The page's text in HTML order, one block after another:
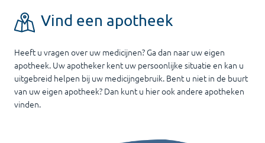
Vind een apotheek
Heeft u vragen over uw medicijnen? Ga dan naar uw eigen
apotheek. Uw apotheker kent uw persoonlijke situatie en kan u
uitgebreid helpen bij uw medicijngebruik. Bent u niet in de buurt
van uw eigen apotheek? Dan kunt u hier ook andere apotheken
vinden.